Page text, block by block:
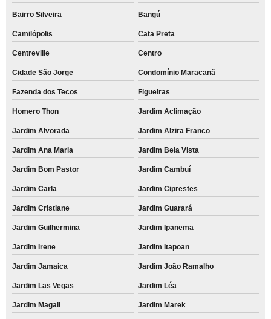
Bairro Silveira Bangú
Camilópolis Cata Preta
Centreville Centro
Cidade São Jorge Condomínio Maracanã
Fazenda dos Tecos Figueiras
Homero Thon Jardim Aclimação
Jardim Alvorada Jardim Alzira Franco
Jardim Ana Maria Jardim Bela Vista
Jardim Bom Pastor Jardim Cambuí
Jardim Carla Jardim Ciprestes
Jardim Cristiane Jardim Guarará
Jardim Guilhermina Jardim Ipanema
Jardim Irene Jardim Itapoan
Jardim Jamaica Jardim João Ramalho
Jardim Las Vegas Jardim Léa
Jardim Magali Jardim Marek